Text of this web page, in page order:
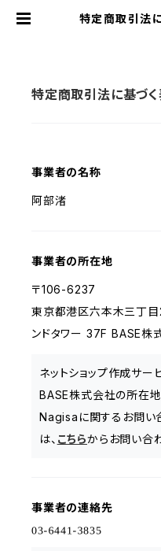
特定商取引法
特定商取引法に基づ
事業者の名称
阿部渚
事業者の所在地
〒106-6237
東京都港区六本木三丁
ンドタワー 37F BASE株
ネットショップ作成サー
BASE株式会社の所在地
Nagisaに関するお問い
は、 こちらからお問い合
事業者の連絡先